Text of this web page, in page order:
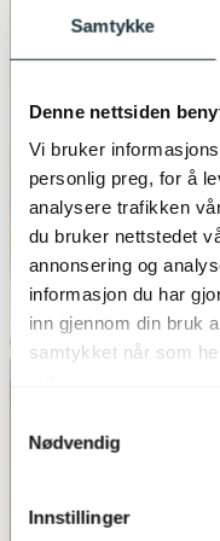
Samtykke
Denne nettsiden
Vi bruker
personlig preg, for å
analysere trafikken
du bruker nettstedet
annonsering og
informasjon du har
inn gjennom din bruk
samtykket når som
Nødvendig
Innstillinger